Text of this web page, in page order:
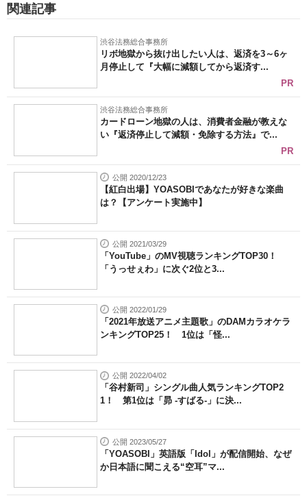
関連記事
渋谷法務総合事務所
リボ地獄から抜け出したい人は、返済を3～6ヶ
月停止して『大幅に減額してから返済す...
PR
渋谷法務総合事務所
カードローン地獄の人は、消費者金融が教えな
い『返済停止して減額・免除する方法』で...
PR
公開 2020/12/23
【紅白出場】YOASOBIであなたが好きな楽曲
は？【アンケート実施中】
公開 2021/03/29
「YouTube」のMV視聴ランキングTOP30！
「うっせぇわ」に次ぐ2位と3...
公開 2022/01/29
「2021年放送アニメ主題歌」のDAMカラオケラ
ンキングTOP25！ 1位は「怪...
公開 2022/04/02
「谷村新司」シングル曲人気ランキングTOP2
1！ 第1位は「昴 -すばる-」に決...
公開 2023/05/27
「YOASOBI」英語版「Idol」が配信開始、なぜ
か日本語に聞こえる“空耳”マ...